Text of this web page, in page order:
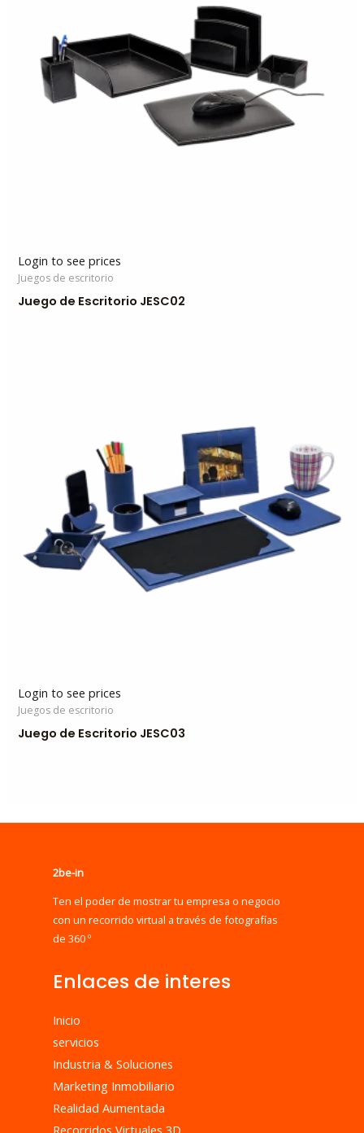
Login to see prices
Juegos de escritorio
Juego de Escritorio JESC02
Login to see prices
Juegos de escritorio
Juego de Escritorio JESC03
2be-in
Ten el poder de mostrar tu empresa o negocio
con un recorrido virtual a través de fotografías
de 360 º
Enlaces de interes
Inicio
servicios
Industria & Soluciones
Marketing Inmobiliario
Realidad Aumentada
Recorridos Virtuales 3D